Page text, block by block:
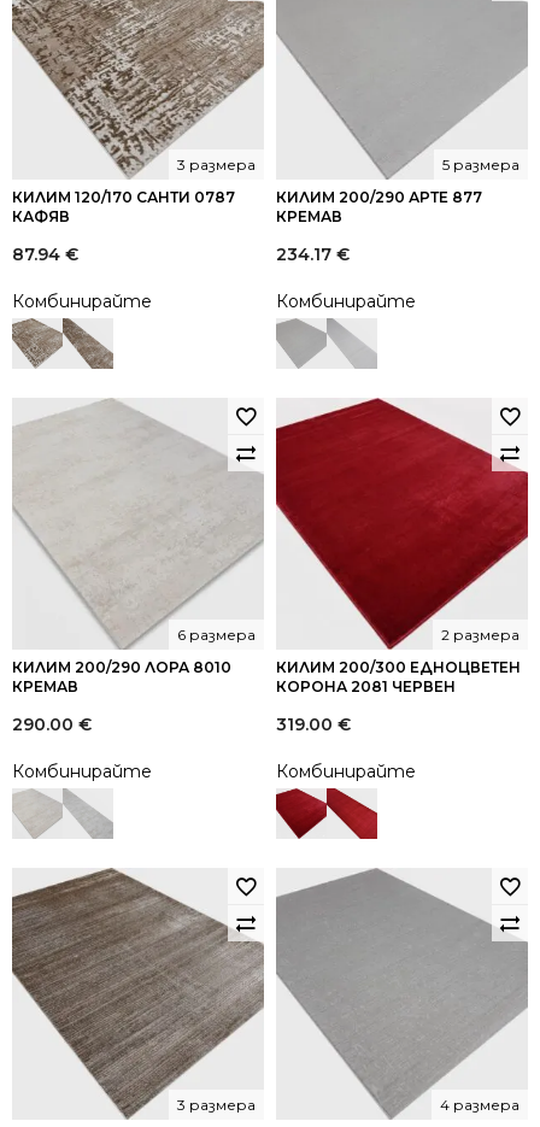
КИЛИМ 120/170 САНТИ 0787
КАФЯВ
3 размера
87.94 €
Комбинирайте
КИЛИМ 200/290 АРТЕ 877
КРЕМАВ
5 размера
234.17 €
Комбинирайте
КИЛИМ 200/290 ЛОРА 8010
КРЕМАВ
6 размера
290.00 €
Комбинирайте
КИЛИМ 200/300 ЕДНОЦВЕТЕН
КОРОНА 2081 ЧЕРВЕН
2 размера
319.00 €
Комбинирайте
3 размера 4 размера